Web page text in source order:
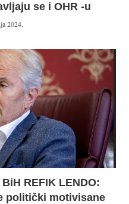
se i OHR -u
2024.
REFIK LENDO:
politički motivisane